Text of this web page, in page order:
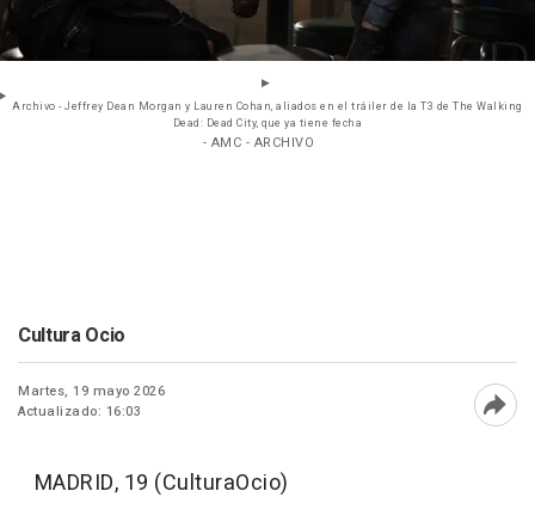
Archivo - Jeffrey Dean Morgan y Lauren Cohan, aliados en el tráiler de la T3 de The Walking
Dead: Dead City, que ya tiene fecha
- AMC - ARCHIVO
Cultura Ocio
Martes, 19 mayo 2026
Actualizado: 16:03
MADRID, 19 (CulturaOcio)